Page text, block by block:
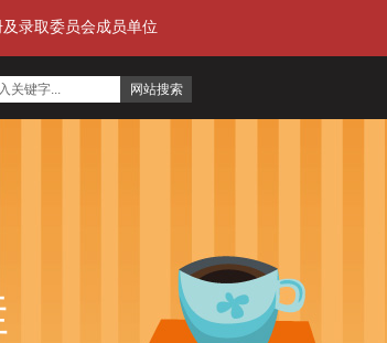
录取委员会成员单位